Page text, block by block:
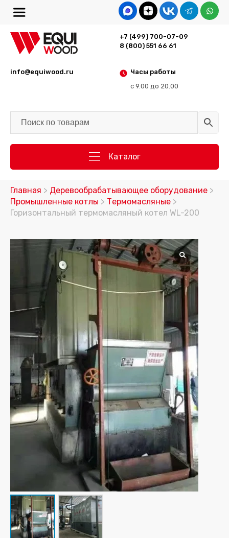
+7 (499) 700-07-09
8 (800) 551 66 61
Часы работы
с 9.00 до 20.00
info@equiwood.ru
Каталог
Главная > Деревообрабатывающее оборудование >
Промышленные котлы > Термомасляные >
Горизонтальный термомасляный котел WL-200